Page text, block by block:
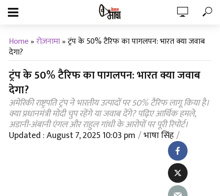
Home»रोज़नामा»ट्रंप के 50% टैरिफ का पागलपन: भारत क्या जवाब
देगा?
ट्रंप के 50% टैरिफ का पागलपन: भारत क्या जवाब
देगा?
अमेरिकी राष्ट्रपति ट्रंप ने भारतीय उत्पादों पर 50% टैरिफ लागू किया है।
क्या प्रधानमंत्री मोदी चुप रहेंगे या जवाब देंगे? पढ़िए आर्थिक हमले,
अडानी-अंबानी एंगल और राहुल गांधी के आरोपों पर पूरी रिपोर्ट।
Updated : August 7, 2025 10:03 pm भाषा सिंह